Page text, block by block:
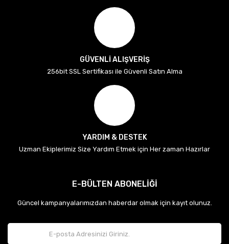
GÜVENLİ ALIŞVERİŞ
256bit SSL Sertifikası ile Güvenli Satın Alma
YARDIM & DESTEK
Uzman Ekiplerimiz Size Yardım Etmek için Her zaman Hazırlar
E-BÜLTEN ABONELİĞİ
Güncel kampanyalarımızdan haberdar olmak için kayıt olunuz.